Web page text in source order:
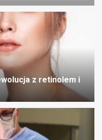
z retinolem i